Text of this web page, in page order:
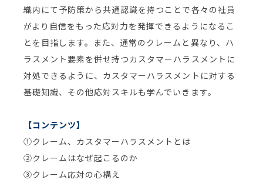
織内にて予防策から共通認識を持つことで各々の社員
がより自信をもった応対力を発揮できるようになるこ
とを目指します。また、通常のクレームと異なり、ハ
ラスメント要素を併せ持つカスタマーハラスメントに
対処できるように、カスタマーハラスメントに対する
基礎知識、その他応対スキルも学んでいきます。
【コンテンツ】
①クレーム、カスタマーハラスメントとは
②クレームはなぜ起こるのか
③クレーム応対の心構え